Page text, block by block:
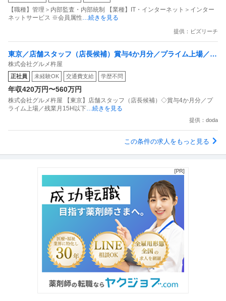
【職種】管理＞内部監査・内部統制 【業種】IT・インターネット＞インター
ネットサービス ※会員属性 …続きを見る
提供：ビズリーチ
東京／店舗スタッフ（店長候補）賞与4か月分／プライム上場／残
業月15H以下／新店オープン多数
株式会社グルメ杵屋
正社員 未経験OK 交通費支給 学歴不問
年収420万円〜560万円
株式会社グルメ杵屋 【東京】店舗スタッフ（店長候補）◇賞与4か月分／プ
ライム上場／残業月15H以下 …続きを見る
提供：doda
この条件の求人をもっと見る